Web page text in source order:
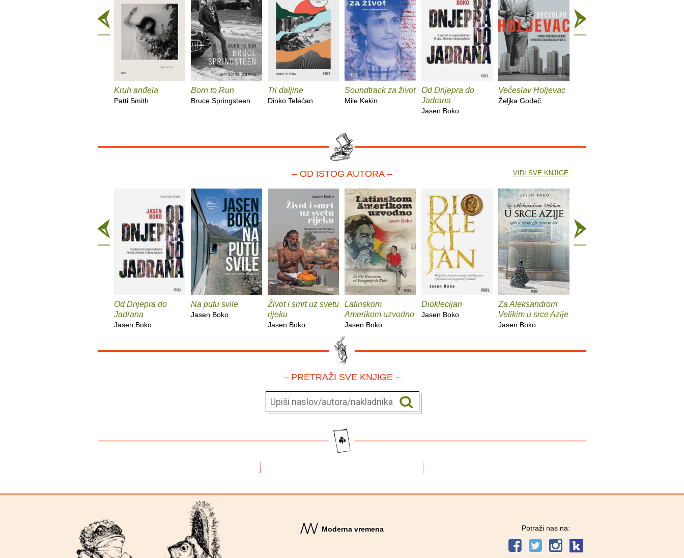
Kruh anđela
Patti Smith
Born to Run
Bruce Springsteen
Tri daljine
Dinko Telećan
Soundtrack za život
Mile Kekin
Od Dnjepra do
Jadrana
Jasen Boko
Većeslav Holjevac
Željka Godeč
– OD ISTOG AUTORA –
Od Dnjepra do
Jadrana
Jasen Boko
Na putu svile
Jasen Boko
Život i smrt uz svetu
rijeku
Jasen Boko
Latinskom
Amerikom uzvodno
Jasen Boko
Dioklecijan
Jasen Boko
Za Aleksandrom
Velikim u srce Azije
Jasen Boko
VIDI SVE KNJIGE
– PRETRAŽI SVE KNJIGE –
Moderna vremena Potraži nas na: